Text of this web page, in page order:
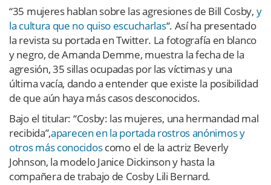
“35 mujeres hablan sobre las agresiones de Bill Cosby, y
la cultura que no quiso escucharlas“. Así ha presentado
la revista su portada en Twitter. La fotografía en blanco
y negro, de Amanda Demme, muestra la fecha de la
agresión, 35 sillas ocupadas por las víctimas y una
última vacía, dando a entender que existe la posibilidad
de que aún haya más casos desconocidos.
Bajo el titular: “Cosby: las mujeres, una hermandad mal
recibida”,aparecen en la portada rostros anónimos y
otros más conocidoscomo el de la actriz Beverly
Johnson, la modelo Janice Dickinson y hasta la
compañera de trabajo de Cosby Lili Bernard.